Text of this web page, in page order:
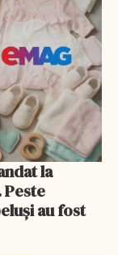
la
Peste
au fost